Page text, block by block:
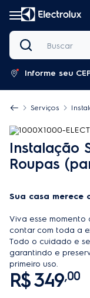
Buscar
Informe seu
Serviços
Instalação
Roupas
Sua casa merece
Viva esse
contar com toda a
Todo o cuidado e
garantindo e
primeiro uso.
R$349,00